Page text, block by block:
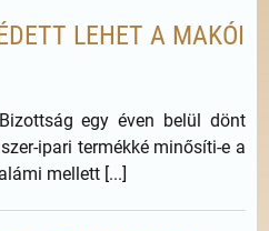
LEHET A MAKÓI
egy éven belül dönt
ipari termékké minősíti-e a
mellett [...]